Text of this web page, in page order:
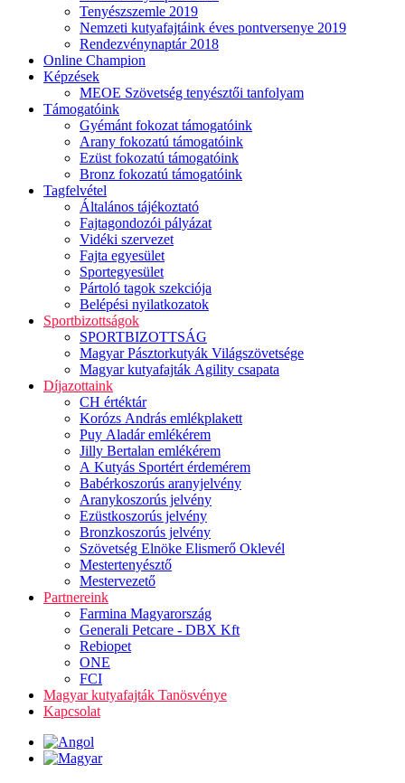
Tenyészszemle 2019
Nemzeti kutyafajtáink éves pontversenye 2019
Rendezvénynaptár 2018
Online Champion
Képzések
MEOE Szövetség tenyésztői tanfolyam
Támogatóink
Gyémánt fokozat támogatóink
Arany fokozatú támogatóink
Ezüst fokozatú támogatóink
Bronz fokozatú támogatóink
Tagfelvétel
Általános tájékoztató
Fajtagondozói pályázat
Vidéki szervezet
Fajta egyesület
Sportegyesület
Pártoló tagok szekciója
Belépési nyilatkozatok
Sportbizottságok
SPORTBIZOTTSÁG
Magyar Pásztorkutyák Világszövetsége
Magyar kutyafajták Agility csapata
Díjazottaink
CH értéktár
Korózs András emlékplakett
Puy Aladár emlékérem
Jilly Bertalan emlékérem
A Kutyás Sportért érdemérem
Babérkoszorús aranyjelvény
Aranykoszorús jelvény
Ezüstkoszorús jelvény
Bronzkoszorús jelvény
Szövetség Elnöke Elismerő Oklevél
Mestertenyésztő
Mestervezető
Partnereink
Farmina Magyarország
Generali Petcare - DBX Kft
Rebiopet
ONE
FCI
Magyar kutyafajták Tanösvénye
Kapcsolat